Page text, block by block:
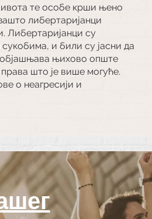
те особе крши њено
либертаријанци
Либертаријанци су
и били су јасни да
објашњава њихово опште
што је више могуће.
о неагресији и